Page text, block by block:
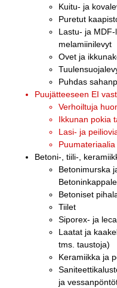
Kuitu- ja
Puretut
Lastu- ja
melamiinilevyt
Ovet ja
Puhdas
Puujätteeseen EI
Verhoiltuja
Ikkunan pokia
Lasi- ja
Betoni-, tiili-,
Betonimurska
Betoniset
Tiilet
Siporex- ja
Laatat ja
tms. taustoja)
Keramiikka ja
ja